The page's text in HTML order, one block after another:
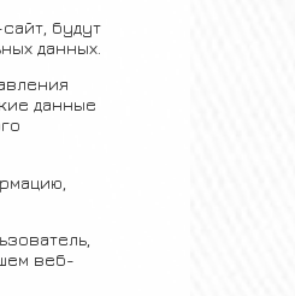
будут
данных.
данные
веб-